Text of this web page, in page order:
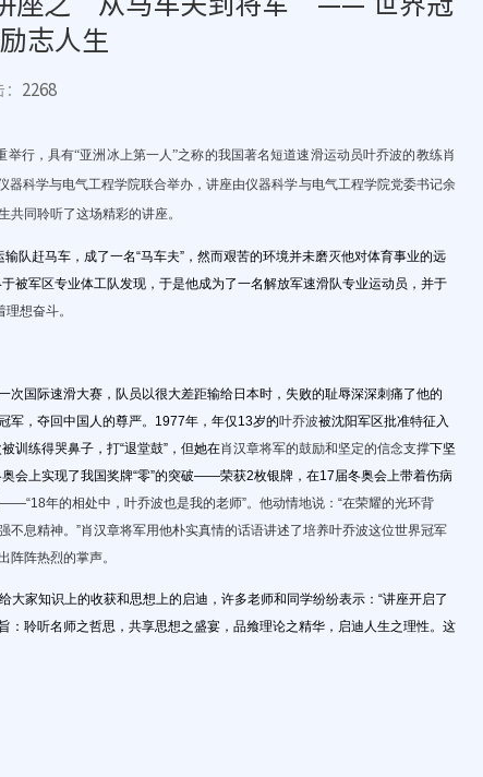
志人生
2268
举行， 具有“亚洲冰上第一人”之称的我国著名短道速滑运动员叶乔波的教练肖
科学与电气工程学院联合举办，讲座由仪器科学与电气工程学院党委书记余
共同聆听了这场精彩的讲座。
队赶马车，成了一名“马车夫”，然而艰苦的环境并未磨灭他对体育事业的远
被军区专业体工队发现，于是他成为了一名解放军速滑队专业运动员，并于
想奋斗。
次国际速滑大赛，队员以很大差距输给日本时，失败的耻辱深深刺痛了他的
军，夺回中国人的尊严。1977年，年仅13岁的叶乔波被沈阳军区批准特征入
训练得哭鼻子，打“退堂鼓”，但她在肖汉章将军的鼓励和坚定的信念支撑下坚
会上实现了我国奖牌“零”的突破——荣获2枚银牌，在17届冬奥会上带着伤病
年的相处中，叶乔波也是我的老师”。他动情地说：“在荣耀的光环背
不息精神。”肖汉章将军用他朴实真情的话语讲述了培养叶乔波这位世界冠军
阵热烈的掌声。
大家知识上的收获和思想上的启迪，许多老师和同学纷纷表示：“讲座开启了
：聆听名师之哲思，共享思想之盛宴，品飨理论之精华，启迪人生之理性。这